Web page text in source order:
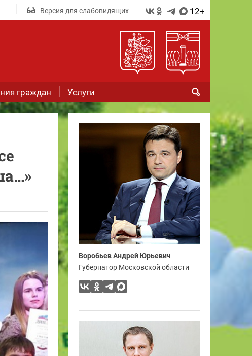
Версия для слабовидящих 12+
граждан Услуги
Воробьев Андрей Юрьевич
Губернатор Московской области